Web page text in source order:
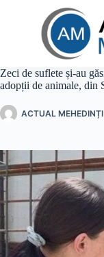
Zeci de suflete și-au
adopții de animale, din
ACTUAL MEHEDINȚI